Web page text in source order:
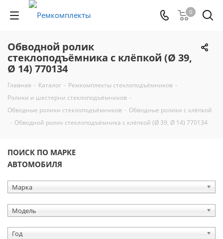
0
Обводной ролик
стеклоподъёмника с клёпкой (Ø 39,
Ø 14) 770134
Главная - Каталог - Ремкомплекты стеклоподъёмников -
Ролики и шестерни стеклоподъёмников -
Обводные ролики стеклоподъёмников - Обводные ролики с клёпкой
- Обводной ролик стеклоподъёмника с клёпкой (Ø 39, Ø 14) 770134
ПОИСК ПО МАРКЕ
АВТОМОБИЛЯ
Марка
Модель
Год